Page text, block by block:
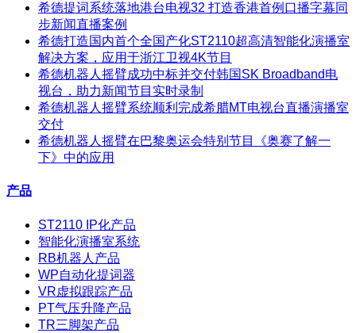
希德提词系统落地港台电视32 打造香港首例口播字幕同
步新闻直播案例
希德打造国内首个全国产化ST2110超高清智能化演播室
解决方案，应用于浙江卫视4K节目
希德机器人摇臂成功中标并交付韩国SK Broadband电
视台，助力新闻节目实时录制
希德机器人摇臂系统顺利完成希腊MT电视台直播演播室
交付
希德机器人摇臂在巴黎奥运会特别节目《奥赛了解一
下》中的应用
产品
ST2110 IP化产品
智能化演播室系统
RB机器人产品
WP自动化提词器
VR虚拟跟踪产品
PT气压升降产品
TR三脚架产品